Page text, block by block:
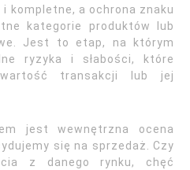
kompletne, a ochrona znaku
kategorie produktów lub
Jest to etap, na którym
ryzyka i słabości, które
wartość transakcji lub jej
jest wewnętrzna ocena
się na sprzedaż. Czy
z danego rynku, chęć